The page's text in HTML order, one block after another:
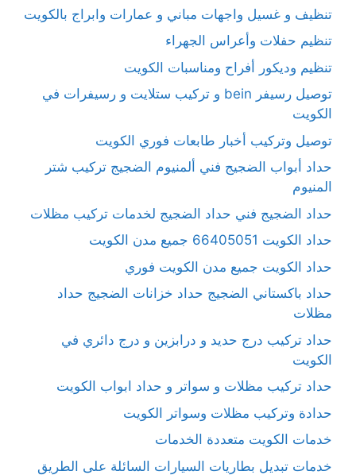
تنظيف و غسيل واجهات مباني و عمارات وابراج بالكويت
تنظيم حفلات وأعراس الجهراء
تنظيم وديكور أفراح ومناسبات الكويت
توصيل رسيفر bein و تركيب ستلايت و رسيفرات في
الكويت
توصيل وتركيب أخبار طابعات فوري الكويت
حداد أبواب الضجيج فني ألمنيوم الضجيج تركيب شتر
المنيوم
حداد الضجيج فني حداد الضجيج لخدمات تركيب مظلات
حداد الكويت 66405051 جميع مدن الكويت
حداد الكويت جميع مدن الكويت فوري
حداد باكستاني الضجيج حداد خزانات الضجيج حداد
مظلات
حداد تركيب درج حديد و درابزين و درج دائري في
الكويت
حداد تركيب مظلات و سواتر و حداد ابواب الكويت
حدادة وتركيب مظلات وسواتر الكويت
خدمات الكويت متعددة الخدمات
خدمات تبديل بطاريات السيارات السائلة على الطريق